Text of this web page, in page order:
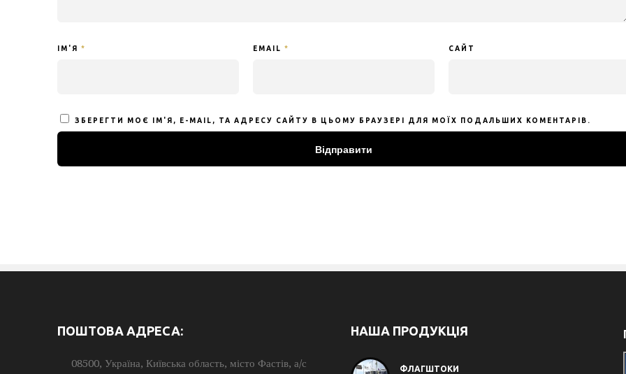
ІМ'Я * EMAIL * САЙТ
ЗБЕРЕГТИ МОЄ ІМ'Я, E-MAIL, ТА АДРЕСУ САЙТУ В ЦЬОМУ БРАУЗЕРІ ДЛЯ МОЇХ ПОДАЛЬШИХ КОМЕНТАРІВ.
ПОШТОВА АДРЕСА:
08500, Україна, Київська область, місто Фастів, а/с
НАША ПРОДУКЦІЯ
ФЛАГШТОКИ